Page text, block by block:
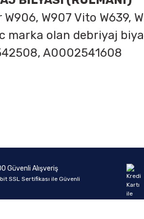
W907 Vito W639,
marka olan debriyaj
A0002541608
sitelerden daha pahalı.
farklı alternatifler olmalı.
Güvenli Alışveriş
SSL Sertifikası ile Güvenli